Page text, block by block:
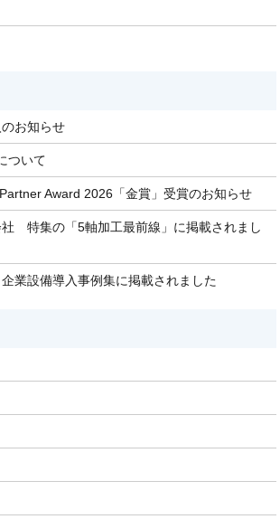
お知らせ
ついて
Award 2026「金賞」受賞のお知らせ
特集の「5軸加工最前線」に掲載されまし
業設備導入事例集に掲載されました